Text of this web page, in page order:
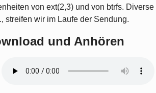
von ext(2,3) und von btrfs.
streifen wir im Laufe der Sendung.
und Anhören